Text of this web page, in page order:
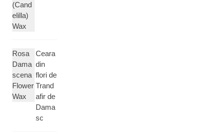
(Cand
elilla)
Wax
Rosa
Dama
scena
Flower
Wax
Ceara
din
flori de
Trand
afir de
Dama
sc